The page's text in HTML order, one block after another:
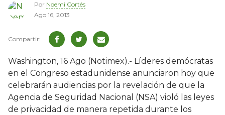
Por Noemi Cortés
Ago 16, 2013
Washington, 16 Ago (Notimex).- Líderes demócratas
en el Congreso estadunidense anunciaron hoy que
celebrarán audiencias por la revelación de que la
Agencia de Seguridad Nacional (NSA) violó las leyes
de privacidad de manera repetida durante los